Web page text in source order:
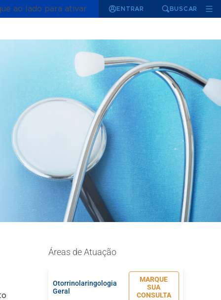
ao lado para ativar ENTRAR BUSCAR
Áreas de Atuação
Otorrinolaringologia
Geral
MARQUE
SUA
CONSULTA